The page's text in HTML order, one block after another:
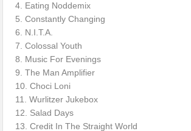
4. Eating Noddemix
5. Constantly Changing
6. N.I.T.A.
7. Colossal Youth
8. Music For Evenings
9. The Man Amplifier
10. Choci Loni
11. Wurlitzer Jukebox
12. Salad Days
13. Credit In The Straight World